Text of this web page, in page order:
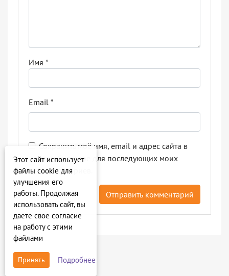
Имя *
Email *
Сохранить моё имя, email и адрес сайта в
этом браузере для последующих моих
комментариев.
Этот сайт использует
файлы cookie для
улучшения его
работы. Продолжая
использовать сайт, вы
даете свое согласие
на работу с этими
файлами
Принять Подробнее